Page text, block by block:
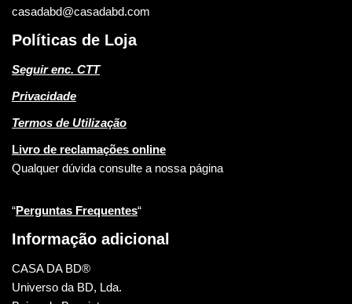
casadabd@casadabd.com
Políticas de Loja
Seguir enc. CTT
Privacidade
Termos de Utilização
Livro de reclamações online
Qualquer dúvida consulte a nossa página
“Perguntas Frequentes“
Informação adicional
CASA DA BD®
Universo da BD, Lda.